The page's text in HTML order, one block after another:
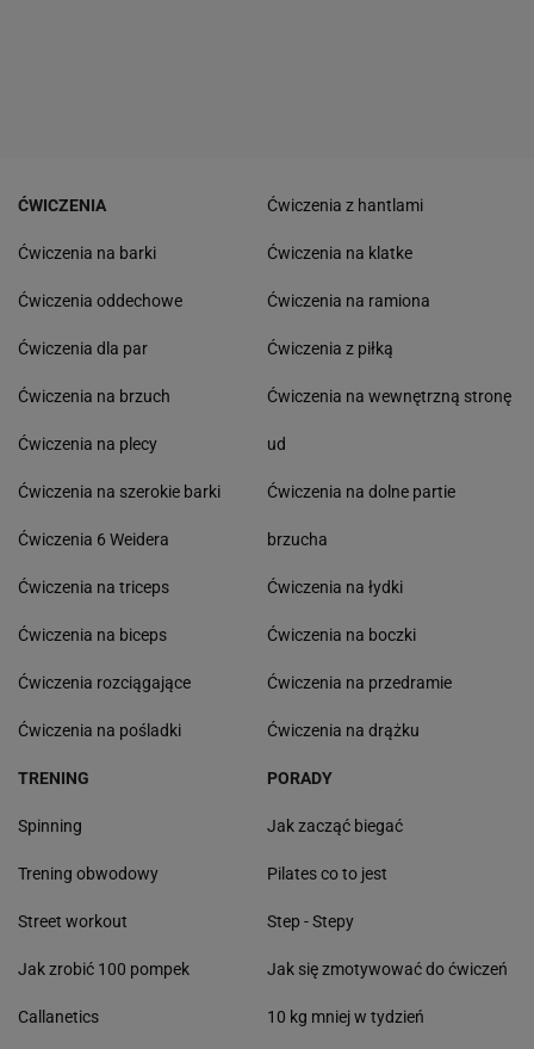
ĆWICZENIA
Ćwiczenia na barki
Ćwiczenia oddechowe
Ćwiczenia dla par
Ćwiczenia na brzuch
Ćwiczenia na plecy
Ćwiczenia na szerokie barki
Ćwiczenia 6 Weidera
Ćwiczenia na triceps
Ćwiczenia na biceps
Ćwiczenia rozciągające
Ćwiczenia na pośladki
Ćwiczenia z hantlami
Ćwiczenia na klatke
Ćwiczenia na ramiona
Ćwiczenia z piłką
Ćwiczenia na wewnętrzną stronę
ud
Ćwiczenia na dolne partie
brzucha
Ćwiczenia na łydki
Ćwiczenia na boczki
Ćwiczenia na przedramie
Ćwiczenia na drążku
TRENING
Spinning
Trening obwodowy
Street workout
Jak zrobić 100 pompek
Callanetics
PORADY
Jak zacząć biegać
Pilates co to jest
Step - Stepy
Jak się zmotywować do ćwiczeń
10 kg mniej w tydzień